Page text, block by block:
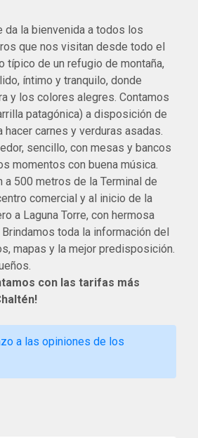
da la bienvenida a todos los
que nos visitan desde todo el
típico de un refugio de montaña,
íntimo y tranquilo, donde
y los colores alegres. Contamos
patagónica) a disposición de
hacer carnes y verduras asadas.
sencillo, con mesas y bancos
momentos con buena música.
a 500 metros de la Terminal de
comercial y al inicio de la
a Laguna Torre, con hermosa
toda la información del
mapas y la mejor predisposición.
con las tarifas más
a las opiniones de los